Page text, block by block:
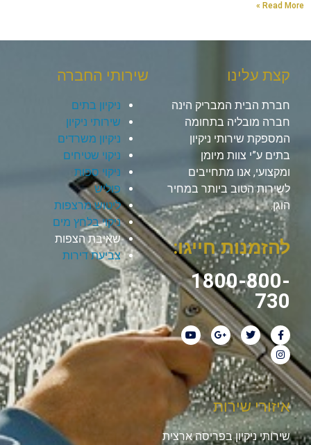
Read More »
קצת עלינו
חברת הבית המבריק הינה
חברה מובליה בתחומה
המספקת שירותי ניקיון
בתים ע”י צוות מיומן
ומקצועי, אנו מתחייבים
לשירות הטוב ביותר במחיר
הוגן.
להזמנות חייגו:
1800-800-
730
שירותי החברה
ניקיון בתים
שירותי ניקיון
ניקיון משרדים
ניקוי שטיחים
ניקוי ספות
פוליש
ליטוש מרצפות
ניקוי בלחץ מים
שאיבת הצפות
צביעת דירות
איזורי שירות
שירותי ניקיון בפריסה ארצית